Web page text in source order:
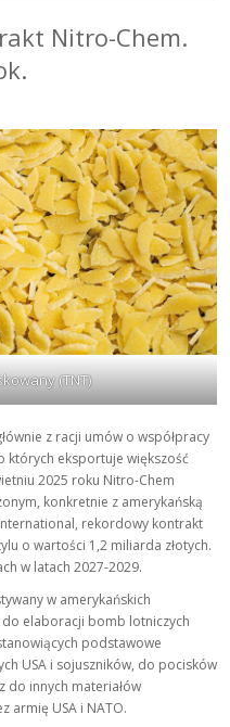
Nitro-Chem.
(TNT)
z racji umów o współpracy
których eksportuje większość
2025 roku Nitro-Chem
konkretnie z amerykańską
rekordowy kontrakt
o wartości 1,2 miliarda złotych.
w latach 2027-2029.
w amerykańskich
elaboracji bomb lotniczych
podstawowe
USA i sojuszników, do pocisków
do innych materiałów
armię USA i NATO.